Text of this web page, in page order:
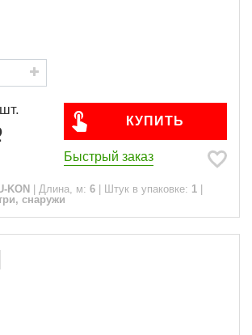
шт.
КУПИТЬ
Быстрый заказ
KON Длина, м: 6 Штук в упаковке: 1
снаружи